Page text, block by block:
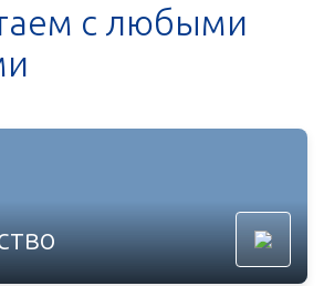
с любыми